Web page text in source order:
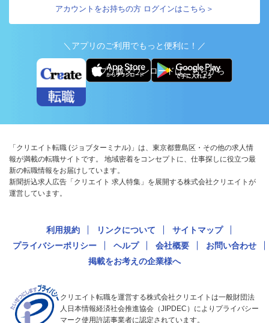
アカウントをお持ちの方 ログインはこちら＞
＼アプリのご利用でもっと便利に！／
アプリ版ダウンロードはこちらから
「クリエイト転職 (ジョブターミナル)」は、東京都豊島区・その他の求人情
報が満載の転職サイトです。 地域密着をコンセプトに、仕事探しに役立つ最
新の転職情報をお届けしています。
新聞折込求人広告「クリエイト 求人特集」を展開する株式会社クリエイトが
運営しています。
利用規約 リンクについて
サイトマップ
プライバシーポリシー
ヘルプ 会社概要
お問い合わせ
掲載をお考えの企業様へ
クリエイト転職を運営する株式会社クリエイトは一般財団法
人日本情報経済社会推進協会（JIPDEC）によりプライバシー
マーク使用許諾事業者に認定されています。